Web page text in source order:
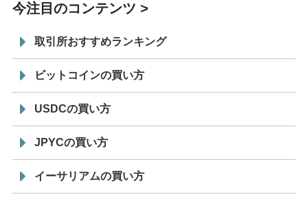
今注目のコンテンツ
取引所おすすめランキング
ビットコインの買い方
USDCの買い方
JPYCの買い方
イーサリアムの買い方